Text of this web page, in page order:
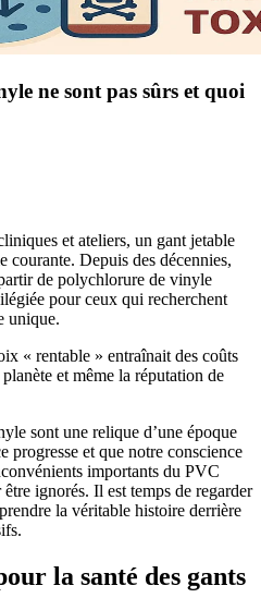
ne sont pas sûrs et quoi
et ateliers, un gant jetable
courante. Depuis des décennies,
de polychlorure de vinyle
pour ceux qui recherchent
unique.
« rentable » entraînait des coûts
et même la réputation de
sont une relique d’une époque
progresse et que notre conscience
importants du PVC
ignorés. Il est temps de regarder
la véritable histoire derrière
la santé des gants